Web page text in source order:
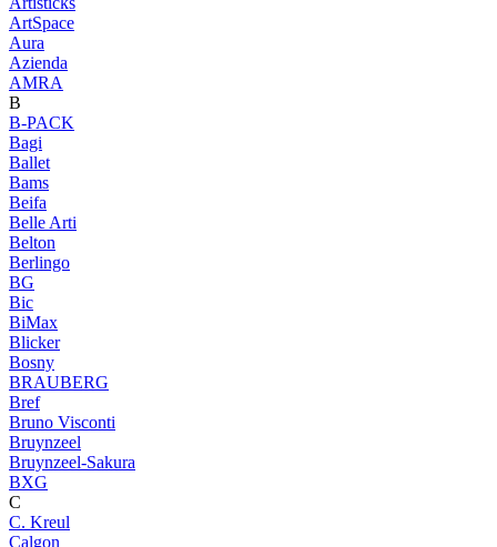
ArtSpace
Aura
Azienda
AМRA
B
B-PACK
Bagi
Ballet
Bams
Beifa
Belle Arti
Belton
Berlingo
BG
Bic
BiMax
Blicker
Bosny
BRAUBERG
Bref
Bruno Visconti
Bruynzeel
Bruynzeel-Sakura
BXG
C
C. Kreul
Calgon